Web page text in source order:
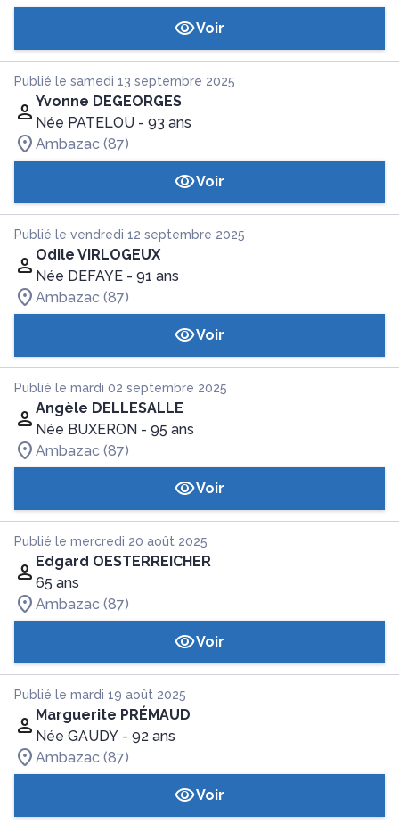
Voir
Publié le samedi 13 septembre 2025
Yvonne DEGEORGES
Née PATELOU - 93 ans
Ambazac (87)
Voir
Publié le vendredi 12 septembre 2025
Odile VIRLOGEUX
Née DEFAYE - 91 ans
Ambazac (87)
Voir
Publié le mardi 02 septembre 2025
Angèle DELLESALLE
Née BUXERON - 95 ans
Ambazac (87)
Voir
Publié le mercredi 20 août 2025
Edgard OESTERREICHER
65 ans
Ambazac (87)
Voir
Publié le mardi 19 août 2025
Marguerite PRÉMAUD
Née GAUDY - 92 ans
Ambazac (87)
Voir